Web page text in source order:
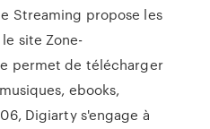
Streaming propose les
site Zone-
permet de télécharger
ebooks,
Digiarty s'engage à